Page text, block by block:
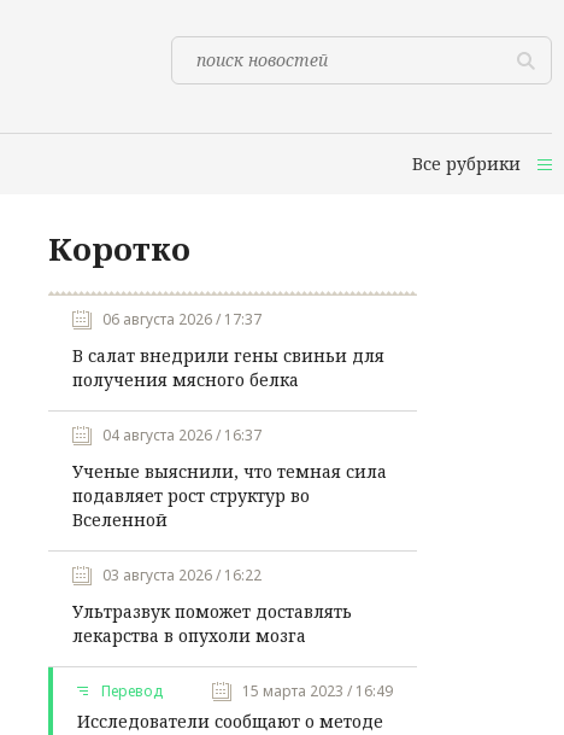
Все рубрики
Коротко
06 августа 2026 / 17:37
В салат внедрили гены свиньи для
получения мясного белка
04 августа 2026 / 16:37
Ученые выяснили, что темная сила
подавляет рост структур во
Вселенной
03 августа 2026 / 16:22
Ультразвук поможет доставлять
лекарства в опухоли мозга
Перевод 15 марта 2023 / 16:49
Исследователи сообщают о методе